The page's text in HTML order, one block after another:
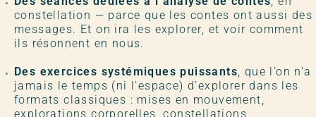
constellation — parce que les contes ont aussi des
messages. Et on ira les explorer, et voir comment
ils résonnent en nous.
Des exercices systémiques puissants, que l’on n’a
jamais le temps (ni l’espace) d’explorer dans les
formats classiques : mises en mouvement,
explorations corporelles, constellations